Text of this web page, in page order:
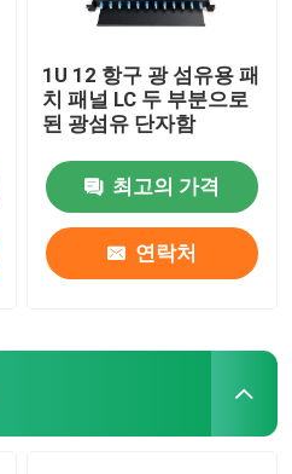
1U 12 항구 광 섬유용 패
치 패널 LC 두 부분으로
된 광섬유 단자함
최고의 가격
연락처